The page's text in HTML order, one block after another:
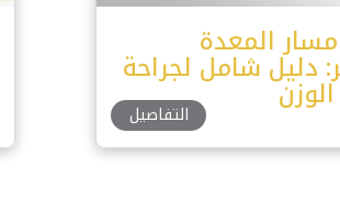
المعدة
دليل شامل لجراحة
التفاصيل